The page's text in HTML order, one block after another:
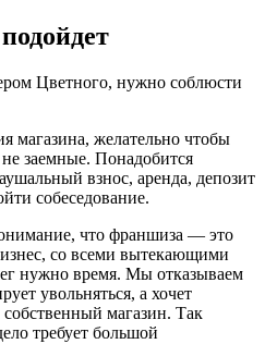
Цветного, нужно соблюсти
магазина, желательно чтобы
заемные. Понадобится
взнос, аренда, депозит
собеседование.
что франшиза — это
со всеми вытекающими
нужно время. Мы отказываем
увольняться, а хочет
магазин. Так
требует большой